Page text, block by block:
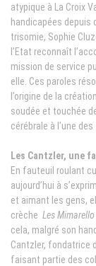
atypique à La Croix
handicapées depuis
trisomie, Sophie
l’Etat reconnaît
mission de service
elle. Ces paroles
l’origine de la
soudée et touchée
cérébrale à l’une des
Les Cantzler, une
En fauteuil roulant
aujourd’hui à
et aimant les gens,
crèche Les Mimarello
cela, malgré son
Cantzler, fondatrice
faisant partie des